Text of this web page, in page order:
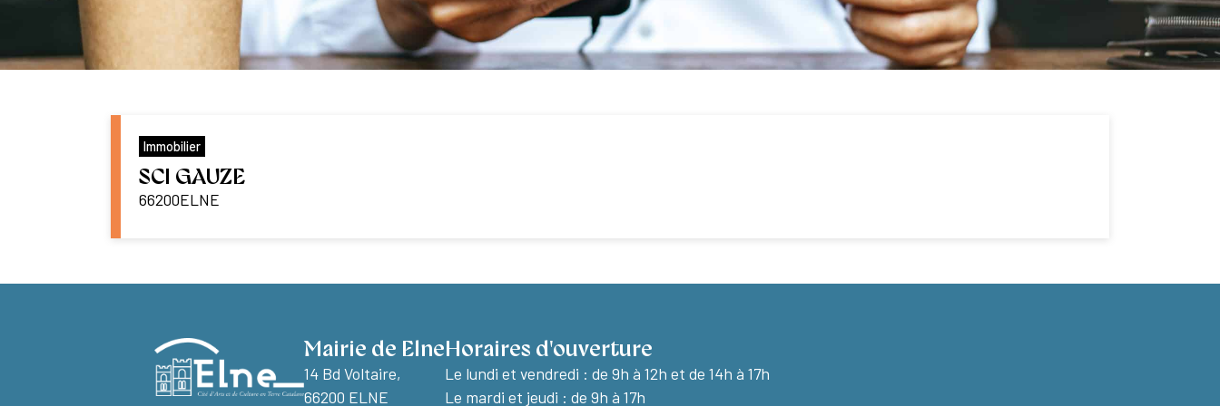
Immobilier
SCI GAUZE
66200ELNE
Mairie de Elne
14 Bd Voltaire,
66200 ELNE
Horaires d'ouverture
Le lundi et vendredi : de 9h à 12h et de 14h à 17h
Le mardi et jeudi : de 9h à 17h